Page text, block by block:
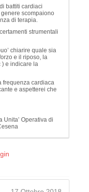
battiti cardiaci
scompaiono
di terapia.
strumentali
chiarire quale sia
e il riposo, la
) e indicare la
frequenza cardiaca
e aspetterei che
Unita’ Operativa di